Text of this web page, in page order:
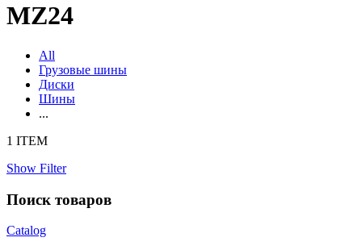
MZ24
All
Грузовые шины
Диски
Шины
...
1 ITEM
Show Filter
Поиск товаров
Catalog